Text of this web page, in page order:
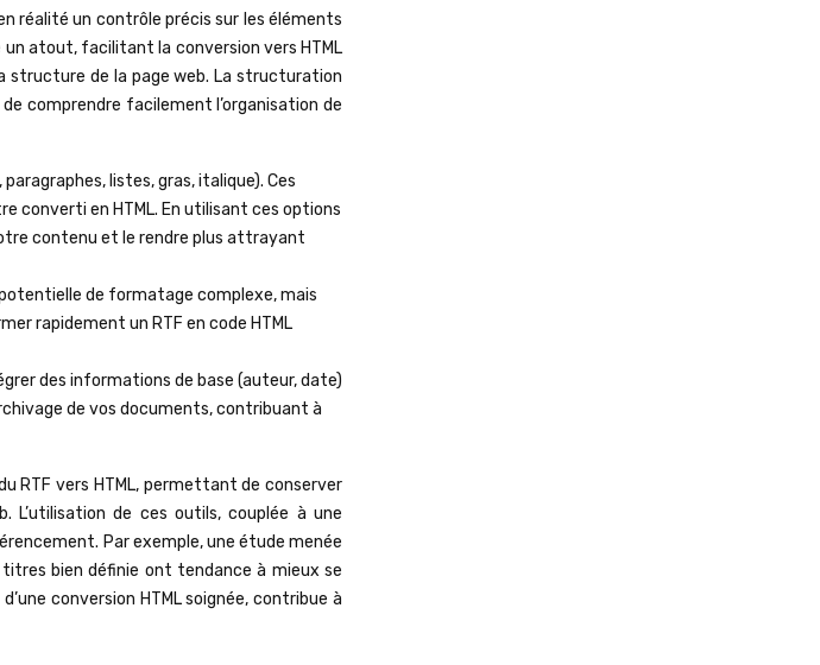
réalité un contrôle précis sur les éléments
atout, facilitant la conversion vers HTML
structure de la page web. La structuration
comprendre facilement l’organisation de
listes, gras, italique). Ces
converti en HTML. En utilisant ces options
contenu et le rendre plus attrayant
de formatage complexe, mais
rapidement un RTF en code HTML
des informations de base (auteur, date)
de vos documents, contribuant à
RTF vers HTML, permettant de conserver
de ces outils, couplée à une
Par exemple, une étude menée
bien définie ont tendance à mieux se
conversion HTML soignée, contribue à